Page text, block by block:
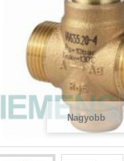
Nagyobb